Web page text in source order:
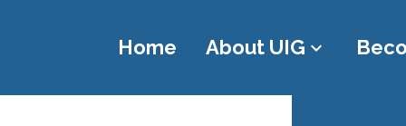
Home About UIG keyboard_arrow_down